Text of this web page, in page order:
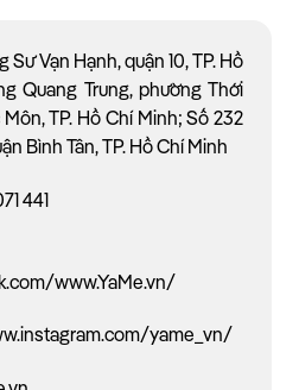
Sư Vạn Hạnh, quận 10, TP. Hồ
Quang Trung, phường Thới
Môn, TP. Hồ Chí Minh; Số 232
Bình Tân, TP. Hồ Chí Minh
441
www.YaMe.vn/
yame_vn/